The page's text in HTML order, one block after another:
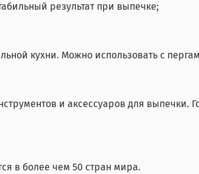
результат при выпечке;
кухни. Можно использовать с
и аксессуаров для выпечки.
в более чем 50 стран мира.